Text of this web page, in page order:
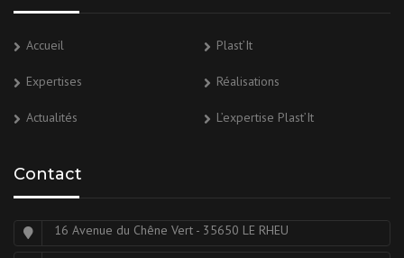
Accueil Plast’It
Expertises Réalisations
Actualités L’expertise Plast’It
Contact
16 Avenue du Chêne Vert - 35650 LE RHEU